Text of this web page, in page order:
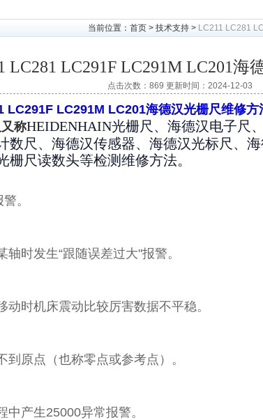
当前位置： 首页 > 技术支持 > LC211 LC281
LC281 LC291F LC291M LC201海
点击次数：869 更新时间：2024-12-03
LC291F LC291M LC201海德汉光栅尺维修方
称HEIDENHAIN光栅尺、海德汉电子尺
数尺、海德汉传感器、海德汉光标尺、
栅尺读数头等检测维修方法。
。
轴时发生“跟随误差过大"报警。
动时机床震动比较厉害数据不平稳。
到原点（也称零点或参考点）。
中产生25000异常报警。